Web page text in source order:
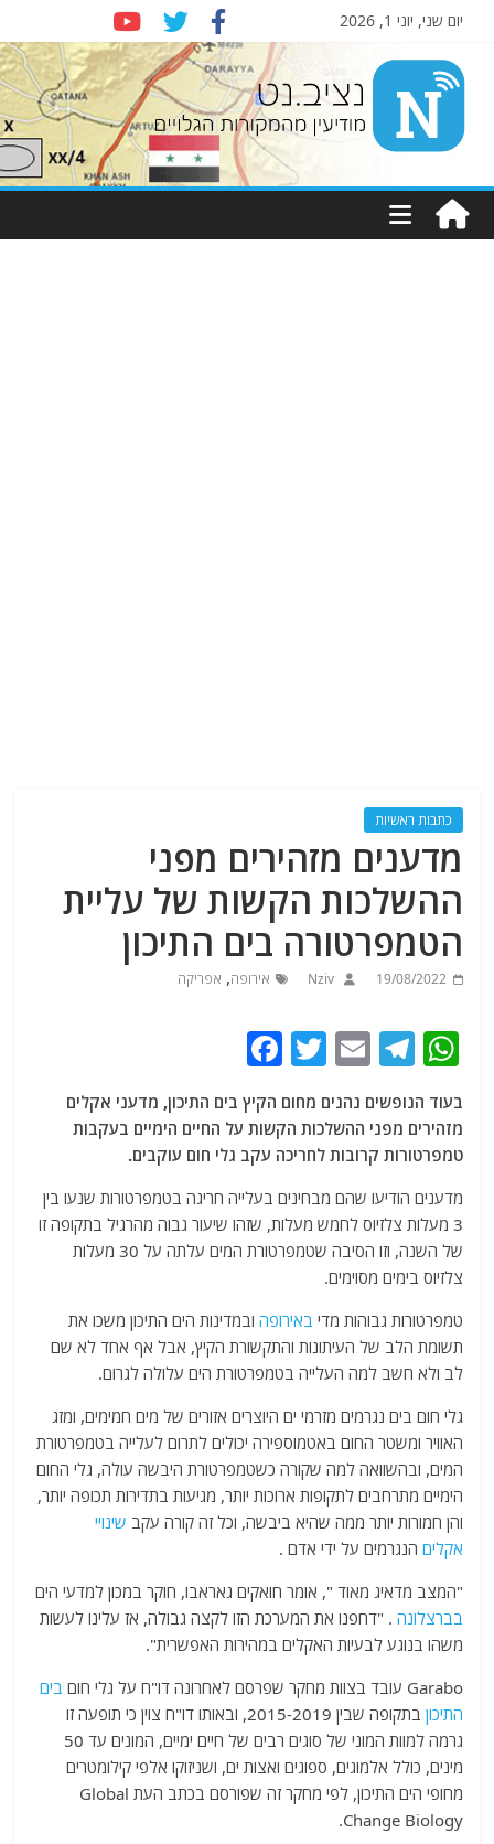
יום שני, יוני 1, 2026
Nziv.net
מודיעין
מהמקורות
כתבות ראשיות
מדענים מזהירים מפני
ההשלכות הקשות של עליית
הטמפרטורה בים התיכון
19/08/2022
Nziv אירופה, אפריקה
W
at
s
A
p
p
T
e
g
ra
m
E
ai
l
T
itt
er
c
e
b
o
o
בעוד הנופשים נהנים מחום הקיץ בים התיכון, מדעני אקלים
מזהירים מפני ההשלכות הקשות על החיים הימיים בעקבות
טמפרטורות קרובות לחריכה עקב גלי חום עוקבים.
מדענים הודיעו שהם מבחינים בעלייה חריגה בטמפרטורות שנעו בין
3 מעלות צלזיוס לחמש מעלות, שזהו שיעור גבוה מהרגיל בתקופה זו
של השנה, וזו הסיבה שטמפרטורת המים עלתה על 30 מעלות
צלזיוס בימים מסוימים.
טמפרטורות גבוהות מדי באירופה ובמדינות הים התיכון משכו את
תשומת הלב של העיתונות והתקשורת הקיץ, אבל אף אחד לא שם
לב ולא חשב למה העלייה בטמפרטורת הים עלולה לגרום.
גלי חום בים נגרמים מזרמי ים היוצרים אזורים של מים חמימים, ומזג
האוויר ומשטר החום באטמוספירה יכולים לתרום לעלייה בטמפרטורת
המים, ובהשוואה למה שקורה כשטמפרטורת היבשה עולה, גלי החום
הימיים מתרחבים לתקופות ארוכות יותר, מגיעות בתדירות תכופה יותר,
והן חמורות יותר ממה שהיא ביבשה, וכל זה קורה עקב שינויי
אקלים הנגרמים על ידי אדם .
"המצב מדאיג מאוד ", אומר חואקים גאראבו, חוקר במכון למדעי הים
בברצלונה . "דחפנו את המערכת הזו לקצה גבולה, אז עלינו לעשות
משהו בנוגע לבעיות האקלים במהירות האפשרית".
Garabo עובד בצוות מחקר שפרסם לאחרונה דו"ח על גלי חום
בים
התיכון
בתקופה שבין 2015-2019, ובאותו דו"ח צוין כי תופעה זו
גרמה למוות המוני של סוגים רבים של חיים ימיים, המונים עד 50
מינים, כולל אלמוגים, ספוגים ואצות ים, ושניזוקו אלפי קילומטרים
מחופי הים התיכון, לפי מחקר זה שפורסם בכתב העת Global
Change Biology.